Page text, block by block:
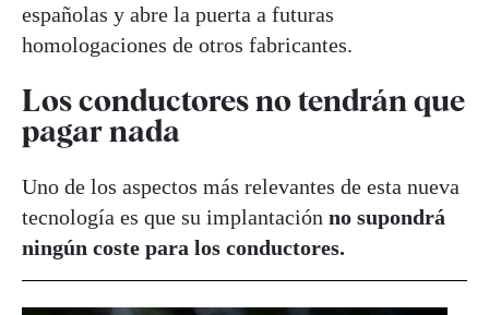
españolas y abre la puerta a futuras
homologaciones de otros fabricantes.
Los conductores no tendrán que
pagar nada
Uno de los aspectos más relevantes de esta nueva
tecnología es que su implantación no supondrá
ningún coste para los conductores.